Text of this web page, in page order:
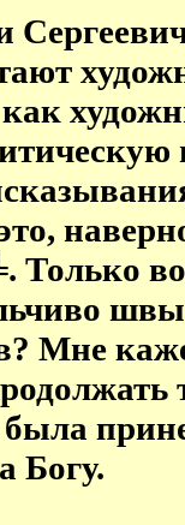
Только
Мне
Богу.